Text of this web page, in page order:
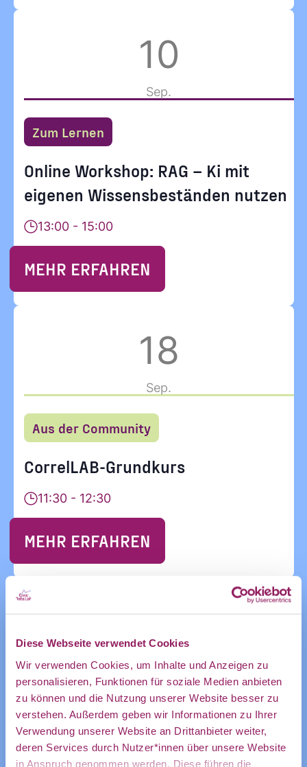
Diese Webseite verwendet Cookies
Wir verwenden Cookies, um Inhalte und Anzeigen zu
personalisieren, Funktionen für soziale Medien anbieten
zu können und die Nutzung unserer Website besser zu
verstehen. Außerdem geben wir Informationen zu Ihrer
Verwendung unserer Website an Drittanbieter weiter,
deren Services durch Nutzer*innen über unsere Website
in Anspruch genommen werden. Diese führen die
10
Sep.
Zum Lernen
Online Workshop: RAG – Ki mit
eigenen Wissensbeständen nutzen
13:00 - 15:00
MEHR ERFAHREN
18
Sep.
Aus der Community
CorrelLAB-Grundkurs
11:30 - 12:30
MEHR ERFAHREN
22
Sep.
Aus der Community
CorrelLAB-Fokuskurs:
Datenerhebung mit Kindern und
alle
Informationen
persönliches
Postfach:
Ja, ich
möchte alle
und
des CDL
direkt in
mein